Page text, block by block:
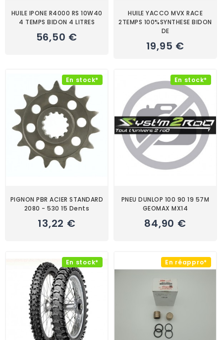
HUILE IPONE R4000 RS 10W40
4 TEMPS BIDON 4 LITRES
56,50 €
HUILE YACCO MVX RACE
2TEMPS 100%SYNTHESE BIDON
DE
19,95 €
En stock*
PIGNON PBR ACIER STANDARD
2080 - 530 15 Dents
13,22 €
En stock*
PNEU DUNLOP 100 90 19 57M
GEOMAX MX14
84,90 €
En stock* En réappro*